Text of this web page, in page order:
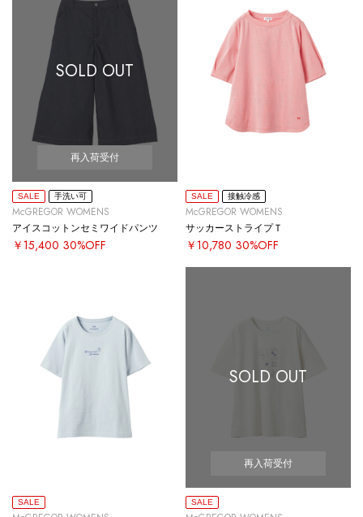
SOLD OUT
再入荷受付
SALE 手洗い可
McGREGOR WOMENS
アイスコットンセミワイドパンツ
￥15,400 30%OFF
SALE 接触冷感
McGREGOR WOMENS
サッカーストライプＴ
￥10,780 30%OFF
SALE
SOLD OUT
再入荷受付
SALE